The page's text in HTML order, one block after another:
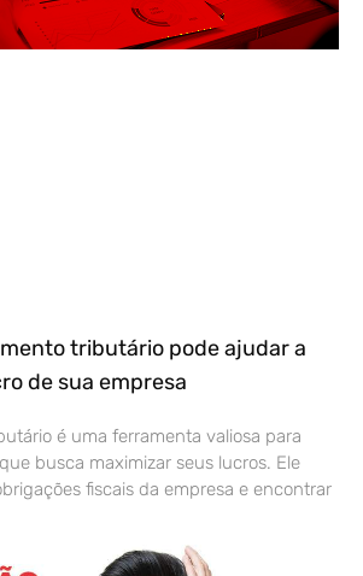
tributário pode ajudar a
de sua empresa
é uma ferramenta valiosa para
busca maximizar seus lucros. Ele
fiscais da empresa e encontrar